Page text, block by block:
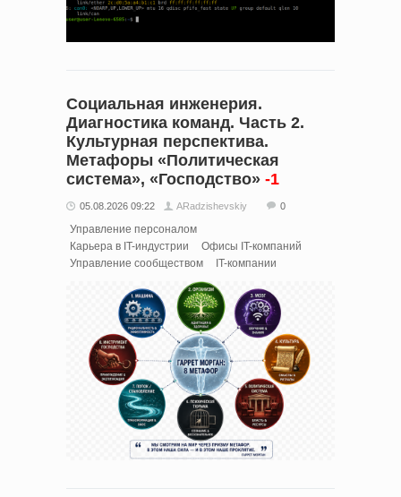
Социальная инженерия.
Диагностика команд. Часть 2.
Культурная перспектива.
Метафоры «Политическая
система», «Господство» -1
05.08.2026 09:22 ARadzishevskiy 0
Управление персоналом
Карьера в IT-индустрии
Офисы IT-компаний
Управление сообществом
IT-компании